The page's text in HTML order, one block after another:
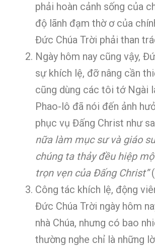
phải hoàn cảnh sống của
độ lãnh đạm thờ ơ của
Đức Chúa Trời phải than
Ngày hôm nay cũng vậy,
sự khích lệ, đỡ nâng cần
cũng dùng các tôi tớ Ngài
Phao-lô đã nói đến ảnh
phục vụ Đấng Christ như
nữa làm mục sư và giáo
chúng ta thảy đều hiệp
trọn vẹn của Đấng Christ”
Công tác khích lệ, động
Đức Chúa Trời ngày hôm
nhà Chúa, nhưng có bao
thường nghe chỉ là những